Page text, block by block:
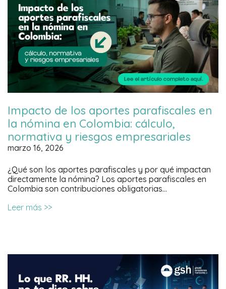
Impacto de los aportes parafiscales en
la nómina en Colombia: cálculo,
normativa y riesgos empresariales
marzo 16, 2026
¿Qué son los aportes parafiscales y por qué impactan
directamente la nómina? Los aportes parafiscales en
Colombia son contribuciones obligatorias…
Leer más >>